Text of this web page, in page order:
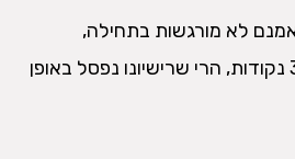
לא מורגשות בתחילה,
אך כאשר נהג צובר 36 נקודות, הרי שרישיונו נפסל באופן